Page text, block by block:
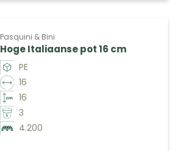
Pasquini & Bini
Hoge Italiaanse pot 16 cm
PE
16
16
3
4.200